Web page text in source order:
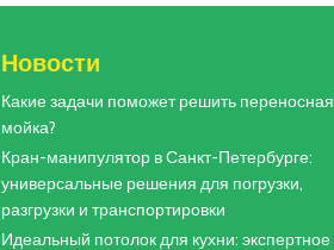
Новости
Какие задачи поможет решить переносная
мойка?
Кран-манипулятор в Санкт-Петербурге:
универсальные решения для погрузки,
разгрузки и транспортировки
Идеальный потолок для кухни: экспертное